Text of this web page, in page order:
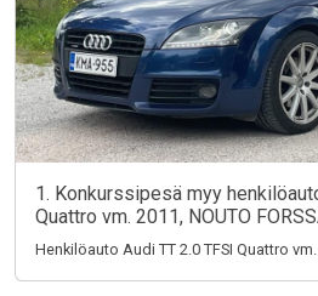
1. Konkurssipesä myy
Quattro vm. 2011, NOUTO
Henkilöauto Audi TT 2.0 TFSI Quattro vm.